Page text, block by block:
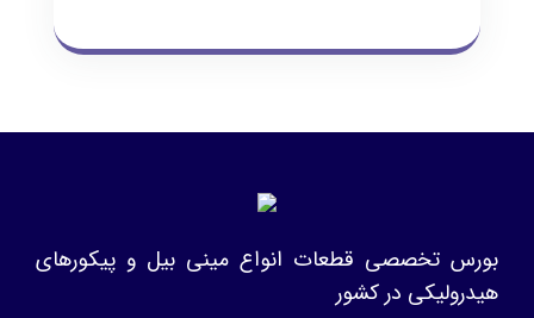
بورس تخصصی قطعات انواع مینی بیل و پیکورهای
هیدرولیکی در کشور